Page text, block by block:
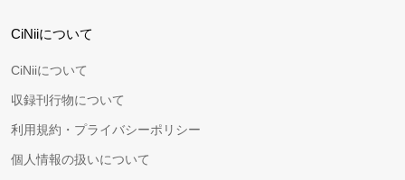
CiNiiについて
CiNiiについて
収録刊行物について
利用規約・プライバシーポリシー
個人情報の扱いについて